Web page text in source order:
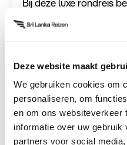
Deze website maakt
We gebruiken cookies om
personaliseren, om
en om ons websiteverkeer
informatie over uw gebruik
partners voor social
verschillende plekken
achtereenvolgens
aan bod komen. U
activiteiten
tijd inbegrepen om te
hotelfaciliteiten. Hierna
Malediven voor een
strandverblijf.
Ontdek